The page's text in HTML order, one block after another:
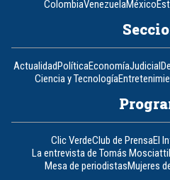
ColombiaVenezuelaMéxico
ActualidadPolíticaEconomíaJudicial
Ciencia y Tecnología
Clic VerdeClub de PrensaEl
La entrevista de Tomás Mosciatti
Mesa de periodistasMujeres